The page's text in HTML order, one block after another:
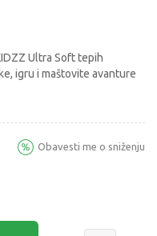
Ultra Soft tepih
igru i maštovite avanture
Obavesti me o sniženju